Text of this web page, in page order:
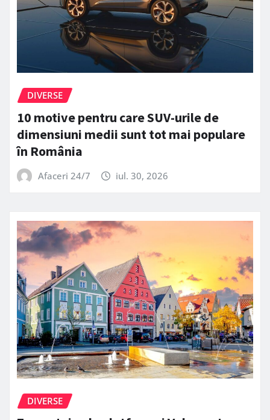
DIVERSE
10 motive pentru care SUV-urile de
dimensiuni medii sunt tot mai populare
în România
Afaceri 24/7 iul. 30, 2026
DIVERSE